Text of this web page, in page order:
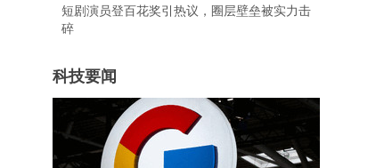
短剧演员登百花奖引热议，圈层壁垒被实力击
碎
科技要闻